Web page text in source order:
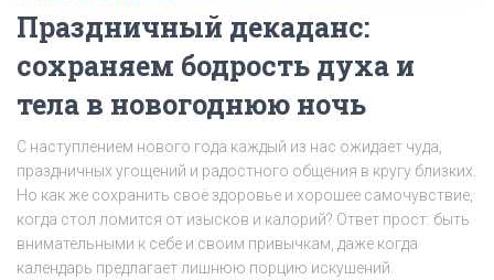
Праздничный декаданс:
сохраняем бодрость духа и
тела в новогоднюю ночь
С наступлением нового года каждый из нас ожидает чуда,
праздничных угощений и радостного общения в кругу близких.
Но как же сохранить своё здоровье и хорошее самочувствие,
когда стол ломится от изысков и калорий? Ответ прост: быть
внимательными к себе и своим привычкам, даже когда
календарь предлагает лишнюю порцию искушений.